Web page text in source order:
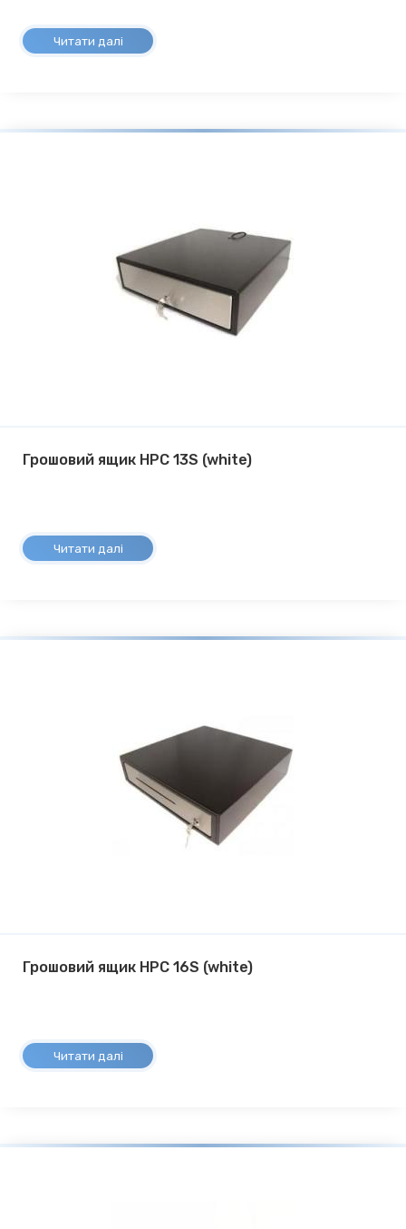
Читати далі
Грошовий ящик HPC 13S (white)
Читати далі
Грошовий ящик HPC 16S (white)
Читати далі